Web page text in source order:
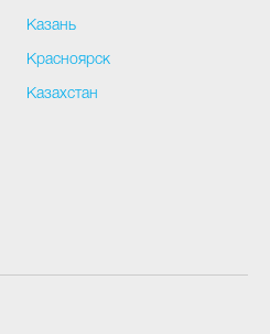
Казань
Красноярск
Казахстан